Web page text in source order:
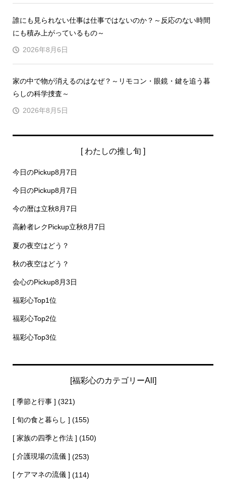
誰にも見られない仕事は仕事ではないのか？～反応のない時間
にも積み上がっているもの～
2026年8月6日
家の中で物が消えるのはなぜ？～リモコン・眼鏡・鍵を追う暮
らしの科学捜査～
2026年8月5日
[ わたしの推し旬 ]
今日のPickup8月7日
今日のPickup8月7日
今の暦は立秋8月7日
高齢者レクPickup立秋8月7日
夏の夜空はどう？
秋の夜空はどう？
会心のPickup8月3日
福彩心Top1位
福彩心Top2位
福彩心Top3位
[福彩心のカテゴリーAll]
[ 季節と行事 ] (321)
[ 旬の食と暮らし ] (155)
[ 家族の四季と作法 ] (150)
[ 介護現場の流儀 ] (253)
[ ケアマネの流儀 ] (114)